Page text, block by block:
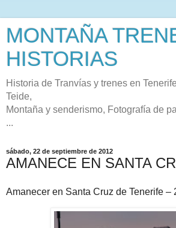
MONTAÑA
HISTORIAS
Historia de Tranvías y trenes en
Teide,
Montaña y senderismo, Fotografía de
...
sábado, 22 de septiembre de 2012
AMANECE EN SANTA
Amanecer en Santa Cruz de Tenerife –